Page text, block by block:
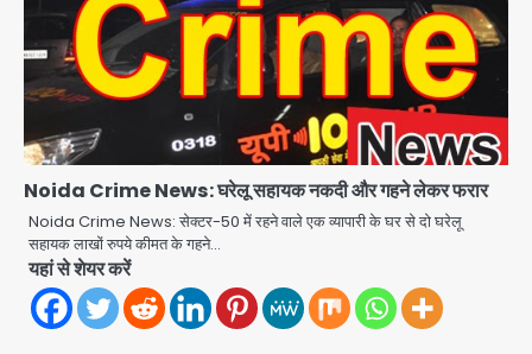
Noida Crime News: घरेलू सहायक नकदी और गहने लेकर फरार
Noida Crime News: सेक्टर-50 में रहने वाले एक व्यापारी के घर से दो घरेलू
सहायक लाखों रुपये कीमत के गहने…
यहां से शेयर करें
4
Noida Airport Elevated
Expressway: 50 किमी लंबे एलिवेटेड
एक्सप्रेसवे से दिल्ली-हरियाणा से सीधे जुड़ेगा
नोएडा एयरपोर्ट, 4000 करोड़ रुपये की लागत
से बनेगा 6-लेन एक्सप्रेसवे
मोहम्मद इमरान
5
Heavy rains wreak havoc in
Uttarakhand: भूस्खलन से यमुनोत्री,
केदारनाथ और सिमली-ग्वालदम हाईवे बंद,
चमोली-उत्तरकाशी में श्रद्धालु फंसे, नदियां खतरे
के निशान के पार
jai hind janab
Air India Flight Turbulence: हवा
में 5 मिनट तक कांपी फ्लाइट, क्रू मेंबर्स को रीढ़
की हड्डी में गंभीर चोट; नागरिक उड्डयन मंत्री